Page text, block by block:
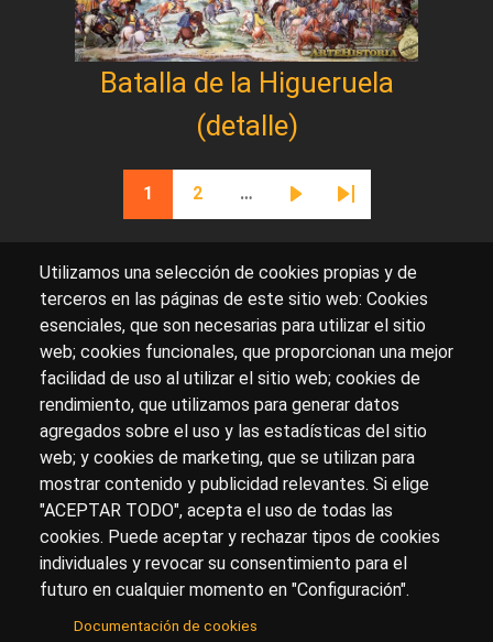
Batalla de la Higueruela
(detalle)
Paginación
Página actual
1
Página
2 …
Siguiente página
Última página
Sobre artehistoria.com
Para ponerte en contacto con nosotros, escríbenos en
el formulario decontacto
Accesibilidad
Aviso Legal Privacidad
Utilizamos una selección de cookies propias y de
terceros en las páginas de este sitio web: Cookies
esenciales, que son necesarias para utilizar el sitio
web; cookies funcionales, que proporcionan una mejor
facilidad de uso al utilizar el sitio web; cookies de
rendimiento, que utilizamos para generar datos
agregados sobre el uso y las estadísticas del sitio
web; y cookies de marketing, que se utilizan para
mostrar contenido y publicidad relevantes. Si elige
"ACEPTAR TODO", acepta el uso de todas las
cookies. Puede aceptar y rechazar tipos de cookies
individuales y revocar su consentimiento para el
futuro en cualquier momento en "Configuración".
Documentación de cookies
© Copyright 2017.arteHistoria&Toools, S.Lo sus
licenciantes son los propietarios de todos los derechos
de propiedad intelectual e industrial de: